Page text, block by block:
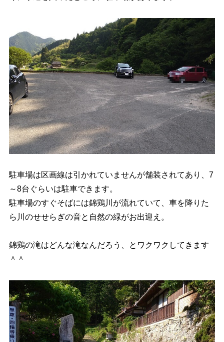
駐車場は区画線は引かれていませんが舗装されてあり、7
～8台ぐらいは駐車できます。
駐車場のすぐそばには錦鶏川が流れていて、車を降りた
ら川のせせらぎの音と自然の緑がお出迎え。
錦鶏の滝はどんな滝なんだろう、とワクワクしてきます
＾＾